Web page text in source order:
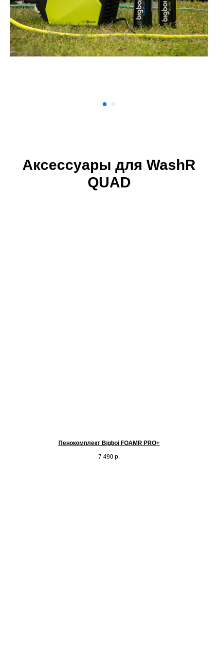
Аксессуары для WashR
QUAD
Пенокомплект Bigboi FOAMR PRO+
7 490 р.